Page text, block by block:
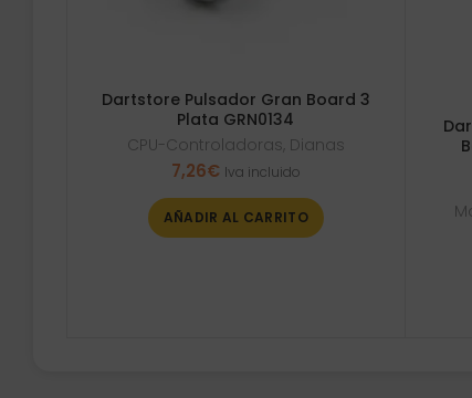
Dartstore Pulsador Gran Board 3
Plata GRN0134
CPU-Controladoras, Dianas
7,26€ Iva incluido
AÑADIR AL CARRITO